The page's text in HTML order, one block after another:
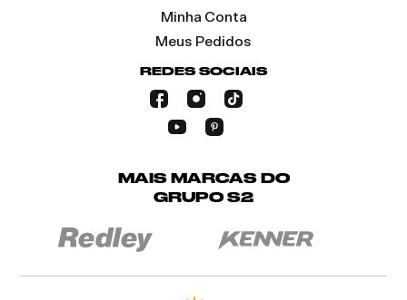
Minha Conta
Meus Pedidos
REDES SOCIAIS
MAIS MARCAS DO
GRUPO S2